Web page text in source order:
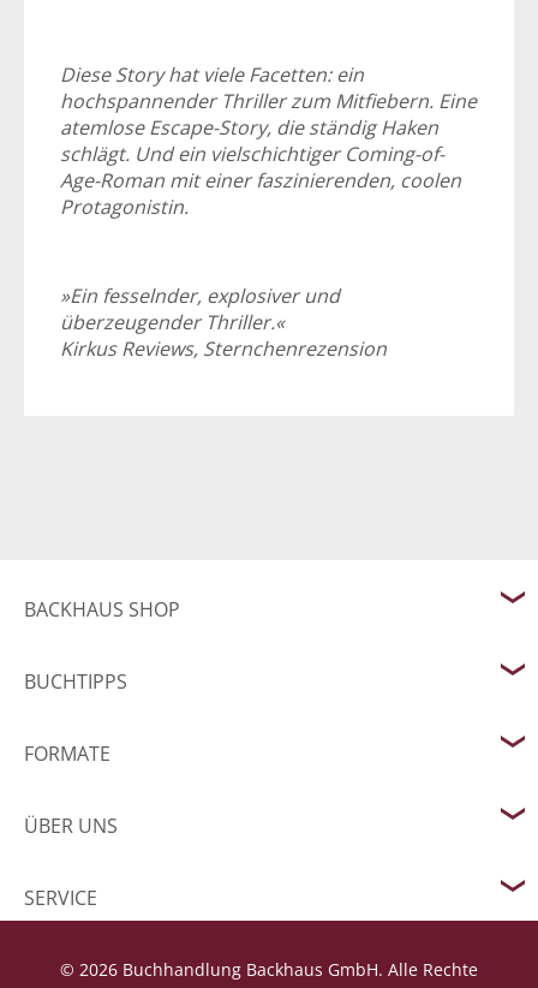
Diese Story hat viele Facetten: ein
hochspannender Thriller zum Mitfiebern. Eine
atemlose Escape-Story, die ständig Haken
schlägt. Und ein vielschichtiger Coming-of-
Age-Roman mit einer faszinierenden, coolen
Protagonistin.
»Ein fesselnder, explosiver und
überzeugender Thriller.«
Kirkus Reviews, Sternchenrezension
BACKHAUS SHOP
BUCHTIPPS
FORMATE
ÜBER UNS
SERVICE
© 2026 Buchhandlung Backhaus GmbH. Alle Rechte